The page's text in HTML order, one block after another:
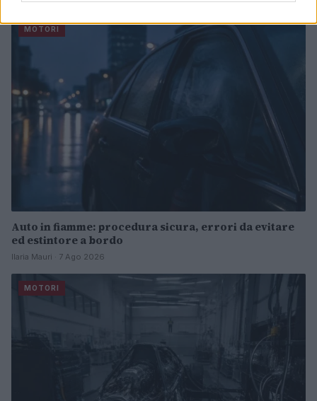
MOTORI
Auto in fiamme: procedura sicura, errori da evitare
ed estintore a bordo
Ilaria Mauri · 7 Ago 2026
MOTORI